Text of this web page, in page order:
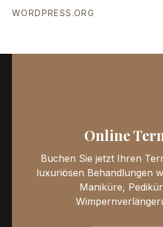
WORDPRESS.ORG
Online
Buchen Sie jetzt Ihren
luxuriösen Behandlungen
Maniküre,